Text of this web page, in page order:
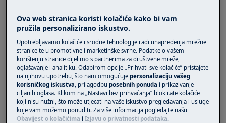
samostojeći štednjak s indukcijskom
pločom za kuhanje
ugradbenu plinsku ploču
samostojeći štednjak s plinskom pločom
za kuhanje
Rješenje
Ova web stranica koristi kolačiće kako bi vam
pružila personalizirano iskustvo.
Upotrebljavamo kolačiće i srodne tehnologije radi unapređenja mrežne
stranice te u promotivne i marketinške svrhe. Podatke o vašem
korištenju stranice dijelimo s partnerima za društvene mreže,
oglašavanje i analitiku. Odabirom opcije „Prihvati sve kolačiće” pristajete
na njihovu upotrebu, što nam omogućujepersonalizaciju vašeg
korisničkog iskustva , prilagodbuposebnih ponuda i prikazivanje
ciljanih oglasa. Klikom na „Nastavi bez prihvaćanja” blokirate kolačiće
koji nisu nužni, što može utjecati na vaše iskustvo pregledavanja i usluge
koje vam možemo ponuditi. Za više informacija pogledajte našu
Obavijest o kolačićima iIzjavu o privatnosti podataka.